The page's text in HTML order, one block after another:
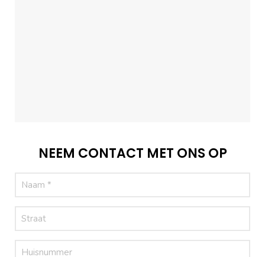
NEEM CONTACT MET ONS OP